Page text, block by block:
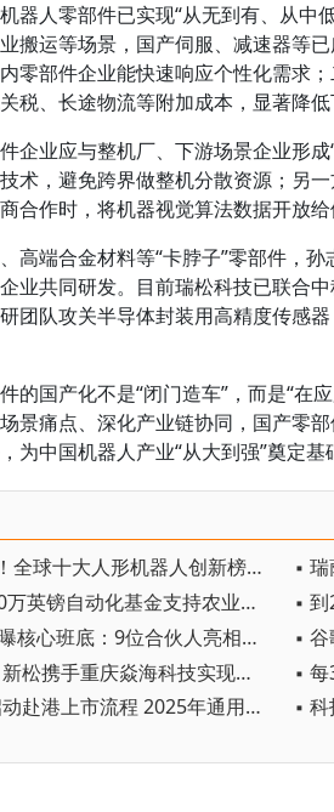
器人零部件已实现“从无到有、从中
搬运等场景，国产伺服、减速器等
零部件企业能快速响应个性化需求
税、长途物流等附加成本，显著降低
企业应与整机厂、下游场景企业形
术，避免跨界做整机分散资源；另
合作时，将机器视觉算法数据开放
高端合金材料等“卡脖子”零部件，
业共同研发。目前瑞松科技已联合
团队攻关半导体封装用高精度传感
的国产化不是“闭门造车”，而是“在
景痛点、深化产业链协同，国产零
为中国机器人产业“从大到强”奠定基
▪ 中国独占6席！全球十大人形机器人创新榜出炉
▪ 英国斥资2000万英镑自动化基金支持农业机器人发展
▪ 智元IPO前首曝核心班底：9位合伙人亮相，前华为谷歌腾讯高管集结
▪ 行业新突破！新松携手重庆焱海科技实现电力铁塔塔脚等级焊缝智能焊接
▪ 智元创新已启动赴港上市流程 2025年通用人形机器人出货量超5100台